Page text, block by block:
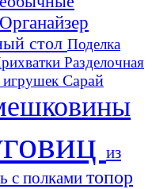
Органайзер
стол Поделка
Разделочная
игрушекСарай
из
с полками топор